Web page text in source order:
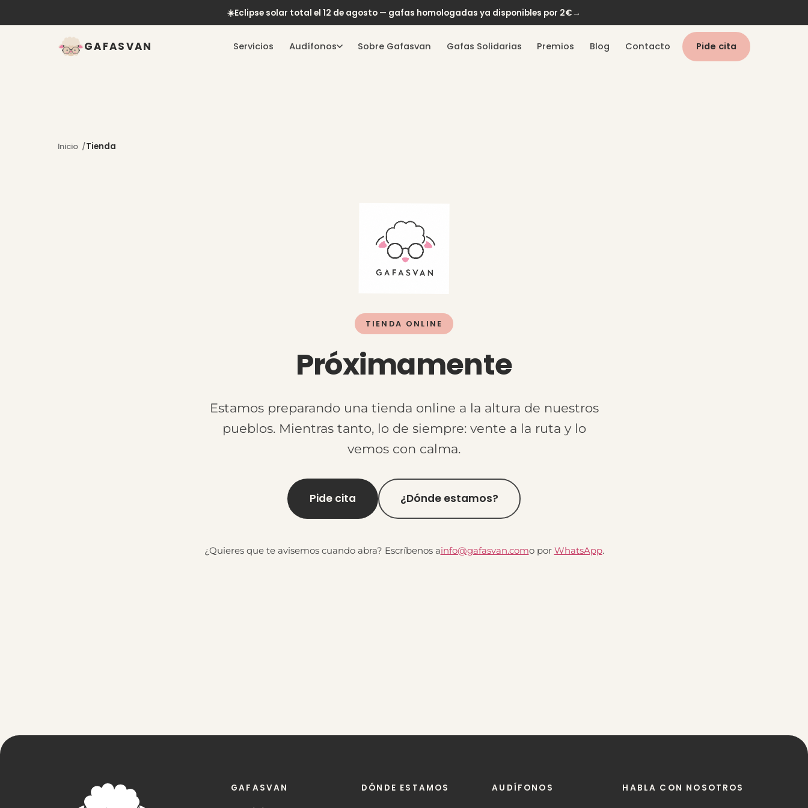
☀️Eclipse solar total el 12 de agosto — gafas homologadas ya disponibles por 2€→
GAFASVAN Servicios Audífonos Sobre Gafasvan Gafas Solidarias Premios Blog Contacto Pide cita
Inicio Tienda
TIENDA ONLINE
Próximamente
Estamos preparando una tienda online a la altura de nuestros
pueblos. Mientras tanto, lo de siempre: vente a la ruta y lo
vemos con calma.
Pide cita ¿Dónde estamos?
¿Quieres que te avisemos cuando abra? Escríbenos ainfo@gafasvan.como por WhatsApp.
GAFASVAN DÓNDE ESTAMOS AUDÍFONOS HABLA CON NOSOTROS